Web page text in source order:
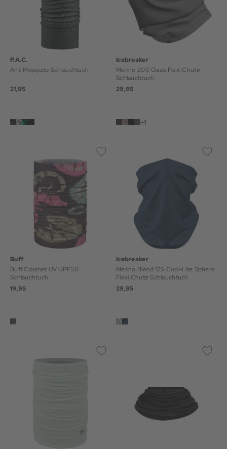
P.A.C.
Anti Mosquito Schlauchtuch
21,95
Icebreaker
Merino 200 Oasis Flexi Chute
Schlauchtuch
29,95
+1
Buff
Buff Coolnet UV UPF50
Schlauchtuch
19,95
Icebreaker
Merino Blend 125 Cool-Lite Sphere
Flexi Chute Schlauchtuch
29,95